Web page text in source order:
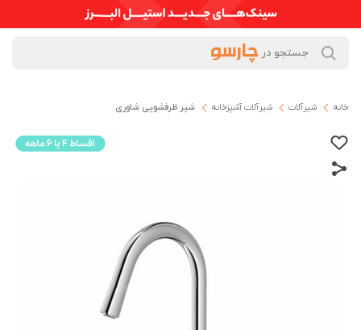
خانه شیرآلات شیرآلات آشپزخانه شیر ظرفشویی شاوری